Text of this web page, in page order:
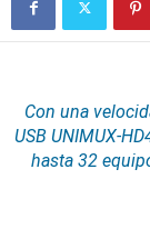
Con una
USB UNIMUX-
hasta 32